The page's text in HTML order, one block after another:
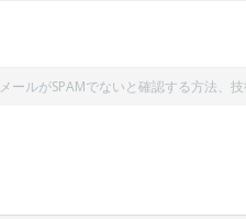
ールがSPAMでないと確認する方法、